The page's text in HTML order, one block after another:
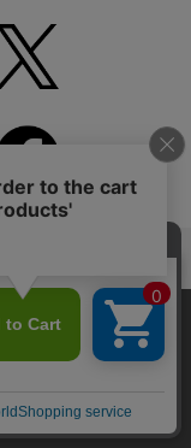
うCookieを利用し
をご確認くださ
承諾する